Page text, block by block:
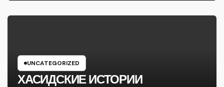
UNCATEGORIZED
ХАСИДСКИЕ ИСТОРИИ